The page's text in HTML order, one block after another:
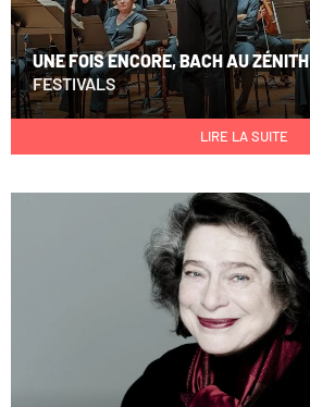
UNE FOIS ENCORE, BACH AU ZÉNITH
FESTIVALS
LIRE LA SUITE